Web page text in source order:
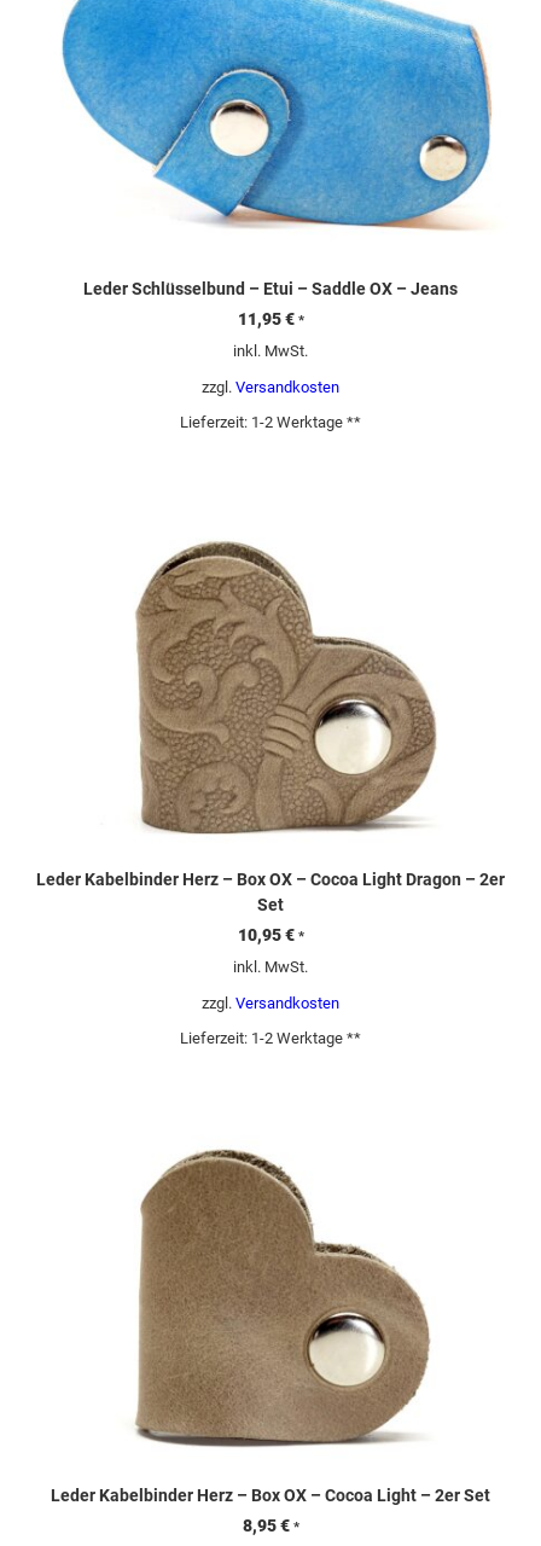
Leder Schlüsselbund – Etui – Saddle OX – Jeans
11,95€ *
inkl. MwSt.
zzgl. Versandkosten
Lieferzeit: 1-2 Werktage **
Leder Kabelbinder Herz – Box OX – Cocoa Light Dragon – 2er
Set
10,95€ *
inkl. MwSt.
zzgl. Versandkosten
Lieferzeit: 1-2 Werktage **
Leder Kabelbinder Herz – Box OX – Cocoa Light – 2er Set
8,95€ *